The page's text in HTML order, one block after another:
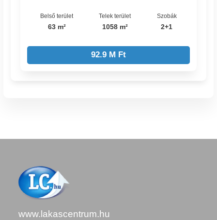
Belső terület
63 m²
Telek terület
1058 m²
Szobák
2+1
92.9 M Ft
www.lakascentrum.hu